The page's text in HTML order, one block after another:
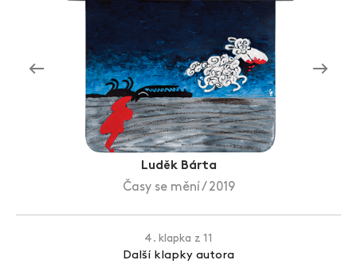
Aukce filmových klapek
Zlín Film Festival
Luděk Bárta
Časy se mění / 2019
4. klapka z 11
Další klapky autora